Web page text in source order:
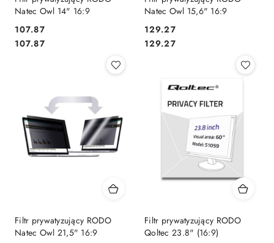
Natec Owl 14" 16:9
Cena:
107.87
Cena:
107.87
Natec Owl 15,6" 16:9
Cena:
129.27
Cena:
129.27
Filtr prywatyzujący RODO
Natec Owl 21,5" 16:9
Filtr prywatyzujący RODO
Qoltec 23.8" (16:9)